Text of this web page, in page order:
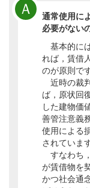
Ａ
通常使用に
必要がない
基本的に
れば，賃借
のが原則です
近時の裁
ば，原状回
した建物価
善管注意義
使用による
されています
すなわち
が賃借物を
かつ社会通